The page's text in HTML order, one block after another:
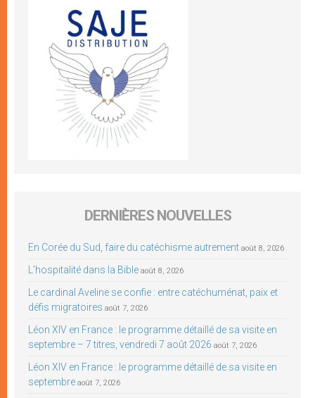
DERNIÈRES NOUVELLES
En Corée du Sud, faire du catéchisme autrement août 8, 2026
L’hospitalité dans la Bible août 8, 2026
Le cardinal Aveline se confie : entre catéchuménat, paix et
défis migratoires août 7, 2026
Léon XIV en France : le programme détaillé de sa visite en
septembre – 7 titres, vendredi 7 août 2026 août 7, 2026
Léon XIV en France : le programme détaillé de sa visite en
septembre août 7, 2026